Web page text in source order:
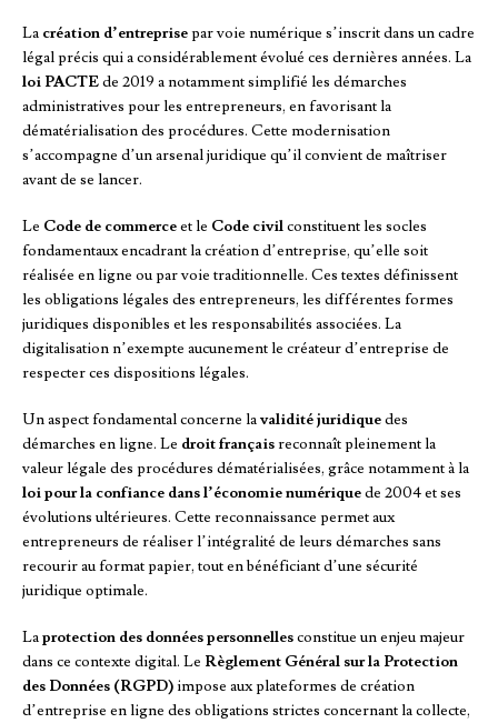
La création d’entreprisepar voie numérique s’inscrit dans un cadre
légal précis qui a considérablement évolué ces dernières années. La
loi PACTEde 2019 a notamment simplifié les démarches
administratives pour les entrepreneurs, en favorisant la
dématérialisation des procédures. Cette modernisation
s’accompagne d’un arsenal juridique qu’il convient de maîtriser
avant de se lancer.
Le Code de commerceet le Code civilconstituent les socles
fondamentaux encadrant la création d’entreprise, qu’elle soit
réalisée en ligne ou par voie traditionnelle. Ces textes définissent
les obligations légales des entrepreneurs, les différentes formes
juridiques disponibles et les responsabilités associées. La
digitalisation n’exempte aucunement le créateur d’entreprise de
respecter ces dispositions légales.
Un aspect fondamental concerne lavalidité juridiquedes
démarches en ligne. Le droit françaisreconnaît pleinement la
valeur légale des procédures dématérialisées, grâce notamment à la
loi pour la confiance dans l’économie numériquede 2004 et ses
évolutions ultérieures. Cette reconnaissance permet aux
entrepreneurs de réaliser l’intégralité de leurs démarches sans
recourir au format papier, tout en bénéficiant d’une sécurité
juridique optimale.
Laprotection des données personnellesconstitue un enjeu majeur
dans ce contexte digital. Le Règlement Général sur la Protection
des Données (RGPD)impose aux plateformes de création
d’entreprise en ligne des obligations strictes concernant la collecte,